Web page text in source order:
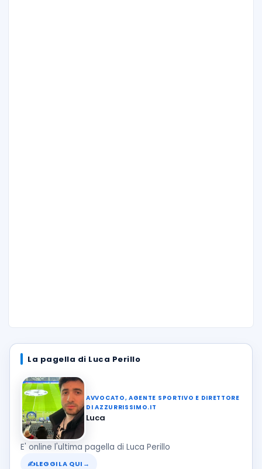
La pagella di Luca Perillo
AVVOCATO, AGENTE SPORTIVO E DIRETTORE
DI AZZURRISSIMO.IT
Luca
E' online l'ultima pagella di Luca Perillo
✍LEGGILA QUI →